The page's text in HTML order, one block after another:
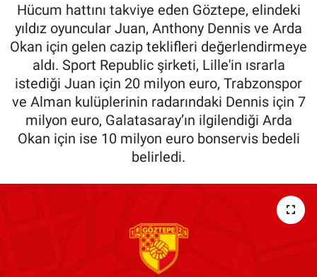
Hücum hattını takviye eden Göztepe, elindeki
yıldız oyuncular Juan, Anthony Dennis ve Arda
Okan için gelen cazip teklifleri değerlendirmeye
aldı. Sport Republic şirketi, Lille'in ısrarla
istediği Juan için 20 milyon euro, Trabzonspor
ve Alman kulüplerinin radarındaki Dennis için 7
milyon euro, Galatasaray’ın ilgilendiği Arda
Okan için ise 10 milyon euro bonservis bedeli
belirledi.
Tüm Manşetler
Son Dakika Haberleri
Haber Arşivi